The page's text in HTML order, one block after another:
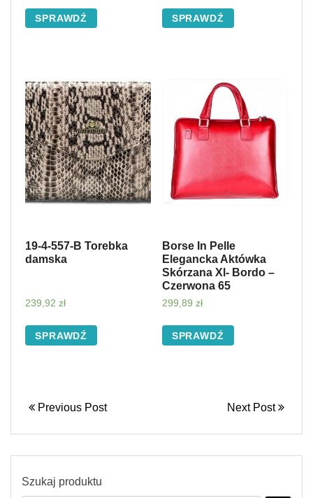
SPRAWDŹ SPRAWDŹ
19-4-557-B Torebka
damska
239,92 zł
SPRAWDŹ
Borse In Pelle
Elegancka Aktówka
Skórzana Xl- Bordo –
Czerwona 65
299,89 zł
SPRAWDŹ
Previous Post Next Post
Szukaj produktu